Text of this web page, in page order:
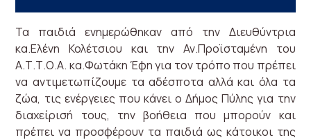
Τα παιδιά ενημερώθηκαν από την Διευθύντρια
κα.Ελένη Κολέτσιου και την Αν.Προϊσταμένη του
Α.Τ.Τ.Ο.Α. κα.Φωτάκη Έφη για τον τρόπο που πρέπει
να αντιμετωπίζουμε τα αδέσποτα αλλά και όλα τα
ζώα, τις ενέργειες που κάνει ο Δήμος Πύλης για την
διαχείρισή τους, την βοήθεια που μπορούν και
πρέπει να προσφέρουν τα παιδιά ως κάτοικοι της